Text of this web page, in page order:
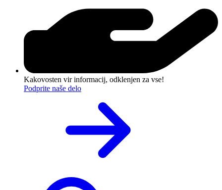
Kakovosten vir informacij, odklenjen za vse!
Podprite naše delo